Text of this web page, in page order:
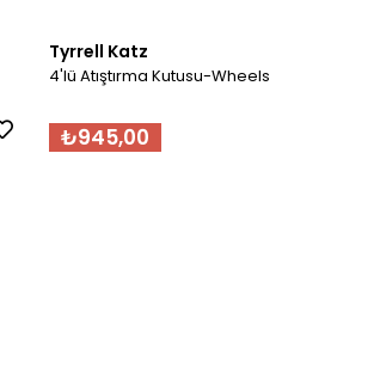
Tyrrell Katz
4'lü Atıştırma Kutusu-Wheels
₺945,00